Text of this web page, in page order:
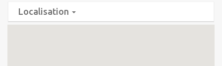
Localisation